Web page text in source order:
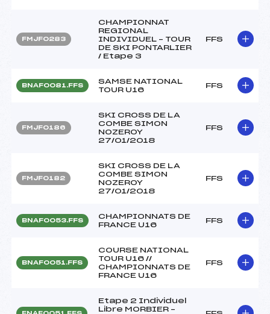
FMJF0283
CHAMPIONNAT
REGIONAL
INDIVIDUEL – TOUR
DE SKI PONTARLIER
/ Etape 3
FFS
BNAF0081.FFS
SAMSE NATIONAL
TOUR U16
FFS
FMJF0186
SKI CROSS DE LA
COMBE SIMON
NOZEROY
27/01/2018
FFS
FMJF0182
SKI CROSS DE LA
COMBE SIMON
NOZEROY
27/01/2018
FFS
BNAF0053.FFS
CHAMPIONNATS DE
FRANCE U16
FFS
BNAF0051.FFS
COURSE NATIONAL
TOUR U16 //
CHAMPIONNATS DE
FRANCE U16
FFS
Etape 2 Individuel
Libre MORBIER –